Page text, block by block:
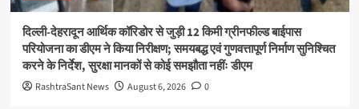
दिल्ली-देहरादून आर्थिक कॉरिडोर से जुड़ी 12 किमी ग्रीनफील्ड बाईपास
परियोजना का डीएम ने किया निरीक्षण; समयबद्ध एवं गुणवत्तापूर्ण निर्माण सुनिश्चित
करने के निर्देश, सुरक्षा मानकों से कोई समझौता नहींः डीएम
RashtraSant News August 6, 2026 0